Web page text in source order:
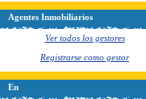
Agentes Inmobiliarios
Ver todos los gestores
Registrarse como gestor
En